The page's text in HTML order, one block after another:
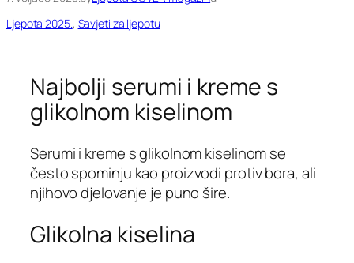
Ljepota 2025., Savjeti za ljepotu
Najbolji serumi i kreme s
glikolnom kiselinom
Serumi i kreme s glikolnom kiselinom se
često spominju kao proizvodi protiv bora, ali
njihovo djelovanje je puno šire.
Glikolna kiselina